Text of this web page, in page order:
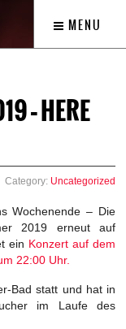
MENU
– HERE
Category: Uncategorized
Wochenende – Die
2019 erneut auf
ein Konzert auf dem
22:00 Uhr.
Bad statt und hat in
im Laufe des